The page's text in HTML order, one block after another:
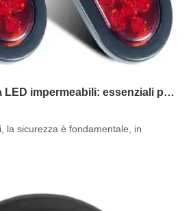
Luci di pennarello a LED impermeabili: essenziali per condizioni meteorologiche rigide
la sicurezza è fondamentale, in